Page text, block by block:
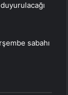
sabahı